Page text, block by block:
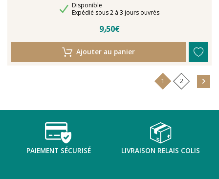
Disponibilité
Disponible
Délais de livraison
Expédié sous 2 à 3 jours ouvrés
9٫50€
Ajouter au panier
1 2
PAIEMENT SÉCURISÉ LIVRAISON RELAIS COLIS